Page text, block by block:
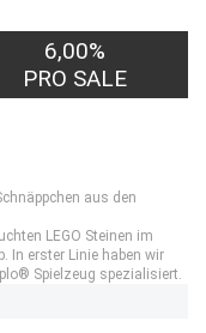
6,00%
PRO SALE
aus den
LEGO Steinen im
In erster Linie haben wir
Spielzeug spezialisiert.